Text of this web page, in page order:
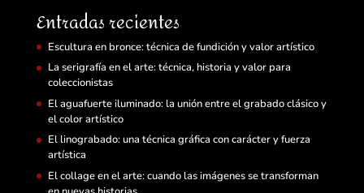
Entradas recientes
Escultura en bronce: técnica de fundición y valor artístico
La serigrafía en el arte: técnica, historia y valor para
coleccionistas
El aguafuerte iluminado: la unión entre el grabado clásico y
el color artístico
El linograbado: una técnica gráfica con carácter y fuerza
artística
El collage en el arte: cuando las imágenes se transforman